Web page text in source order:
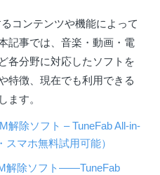
コンテンツや機能によって
記事では、音楽・動画・電
各分野に対応したソフトを
特徴、現在でも利用できる
す。
解除ソフト – TuneFab All-in-
マホ無料試用可能）
解除ソフト――TuneFab